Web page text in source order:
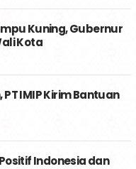
Kuning, Gubernur
Kota
IMIP Kirim Bantuan
Indonesia dan